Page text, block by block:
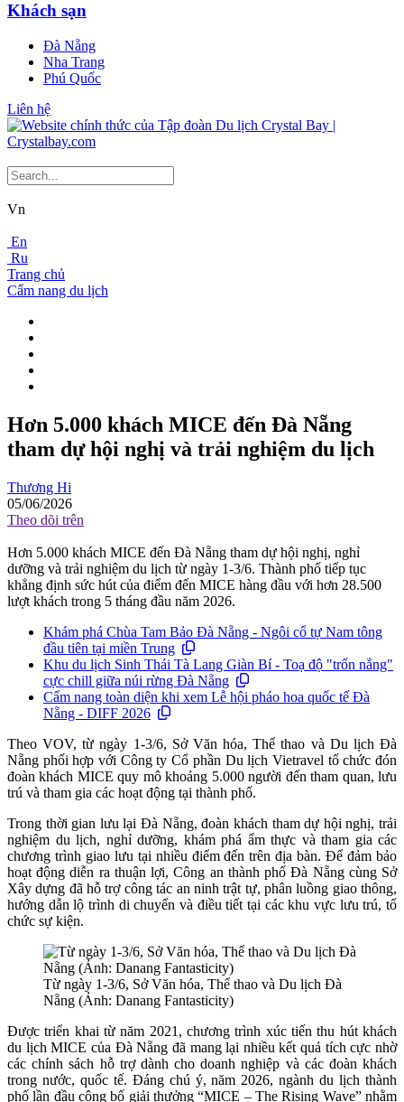
Khách sạn
Đà Nẵng
Nha Trang
Phú Quốc
Liên hệ
Vn
En
Ru
Trang chủ
Cẩm nang du lịch
Hơn 5.000 khách MICE đến Đà Nẵng
tham dự hội nghị và trải nghiệm du lịch
Thương Hi
05/06/2026
Theo dõi trên
Hơn 5.000 khách MICE đến Đà Nẵng tham dự hội nghị, nghỉ
dưỡng và trải nghiệm du lịch từ ngày 1-3/6. Thành phố tiếp tục
khẳng định sức hút của điểm đến MICE hàng đầu với hơn 28.500
lượt khách trong 5 tháng đầu năm 2026.
Khám phá Chùa Tam Bảo Đà Nẵng - Ngôi cổ tự Nam tông
đầu tiên tại miền Trung
Khu du lịch Sinh Thái Tà Lang Giàn Bí - Toạ độ "trốn nắng"
cực chill giữa núi rừng Đà Nẵng
Cẩm nang toàn diện khi xem Lễ hội pháo hoa quốc tế Đà
Nẵng - DIFF 2026
Theo VOV, từ ngày 1-3/6, Sở Văn hóa, Thể thao và Du lịch Đà
Nẵng phối hợp với Công ty Cổ phần Du lịch Vietravel tổ chức đón
đoàn khách MICE quy mô khoảng 5.000 người đến tham quan, lưu
trú và tham gia các hoạt động tại thành phố.
Trong thời gian lưu lại Đà Nẵng, đoàn khách tham dự hội nghị, trải
nghiệm du lịch, nghỉ dưỡng, khám phá ẩm thực và tham gia các
chương trình giao lưu tại nhiều điểm đến trên địa bàn. Để đảm bảo
hoạt động diễn ra thuận lợi, Công an thành phố Đà Nẵng cùng Sở
Xây dựng đã hỗ trợ công tác an ninh trật tự, phân luồng giao thông,
hướng dẫn lộ trình di chuyển và điều tiết tại các khu vực lưu trú, tổ
chức sự kiện.
Từ ngày 1-3/6, Sở Văn hóa, Thể thao và Du lịch Đà
Nẵng (Ảnh: Danang Fantasticity)
Được triển khai từ năm 2021, chương trình xúc tiến thu hút khách
du lịch MICE của Đà Nẵng đã mang lại nhiều kết quả tích cực nhờ
các chính sách hỗ trợ dành cho doanh nghiệp và các đoàn khách
trong nước, quốc tế. Đáng chú ý, năm 2026, ngành du lịch thành
phố lần đầu công bố giải thưởng “MICE – The Rising Wave” nhằm